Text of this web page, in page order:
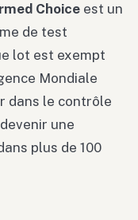
Choice est un
de test
lot est exempt
Mondiale
dans le contrôle
une
plus de 100